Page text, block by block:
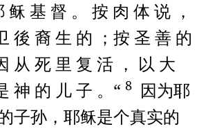
基 督 。 按 肉 体 说 ，
後 裔 生 的 ；按 圣 善 的
从 死 里 复 活 ， 以 大
神 的 儿 子 。“8 因为耶
子孙，耶稣是个真实的